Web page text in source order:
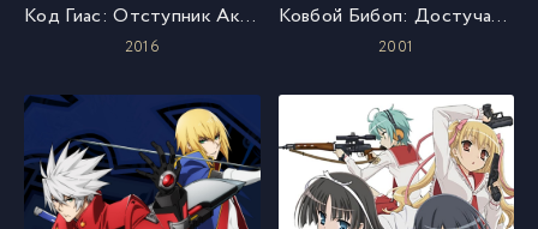
Код Гиас: Отступник Акито 5 — Быть любимым
2016
Ковбой Бибоп: Достучаться до небес
2001